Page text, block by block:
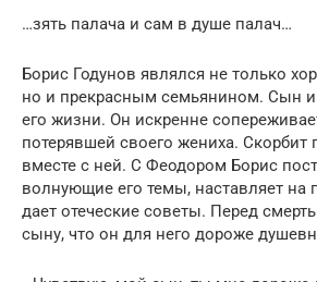
…зять палача и сам в душе палач…
Борис Годунов являлся не только
но и прекрасным семьянином. Сын и
его жизни. Он искренне
потерявшей своего жениха. Скорбит
вместе с ней. С Феодором Борис
волнующие его темы, наставляет на
дает отеческие советы. Перед
сыну, что он для него дороже